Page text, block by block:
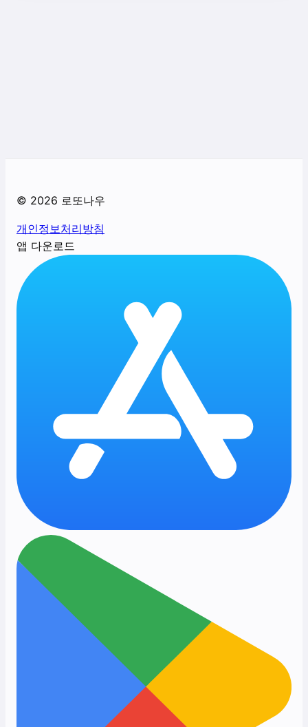
© 2026 로또나우
개인정보처리방침
앱 다운로드